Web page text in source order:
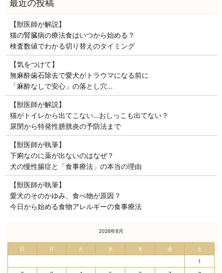
【獣医師が解説】
猫の腎臓病の療法食はいつから始める？
検査数値でわかる切り替えのタイミング
【気をつけて】
無麻酔歯石除去で愛犬がトラウマになる前に
「麻酔なしで安心」の落とし穴…
【獣医師が解説】
猫がトイレから出てこない…おしっこも出てない？
尿閉から特発性膀胱炎の予防法まで
【獣医師が執筆】
下痢なのに薬が出ないのはなぜ？
犬の慢性腸症と「食事療法」の本当の理由
【獣医師が執筆】
愛犬のそのかゆみ、食べ物が原因？
今日から始める食物アレルギーの食事療法
2026年8月
日 月 火 水 木 金 土
1